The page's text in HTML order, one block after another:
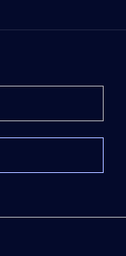
飾、塑形與放
步驟，輕鬆
上妝更舒適。
(Ci
(Ci
Product
El (Estée
Synthetic
Oxide,
Sodium